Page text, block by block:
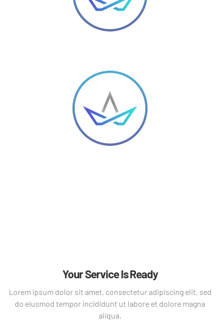
Your Service Is Ready
Lorem ipsum dolor sit amet, consectetur adipiscing elit, sed
do eiusmod tempor incididunt ut labore et dolore magna
aliqua.